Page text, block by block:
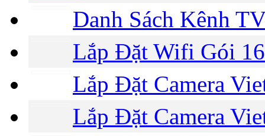
Danh Sách Kênh
Lắp Đặt Wifi Gói
Lắp Đặt Camera
Lắp Đặt Camera